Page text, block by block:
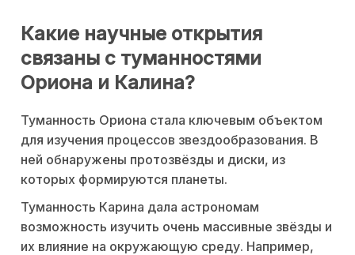
Какие научные открытия
связаны с туманностями
Ориона и Калина?
Туманность Ориона стала ключевым объектом
для изучения процессов звездообразования. В
ней обнаружены протозвёзды и диски, из
которых формируются планеты.
Туманность Карина дала астрономам
возможность изучить очень массивные звёзды и
их влияние на окружающую среду. Например,